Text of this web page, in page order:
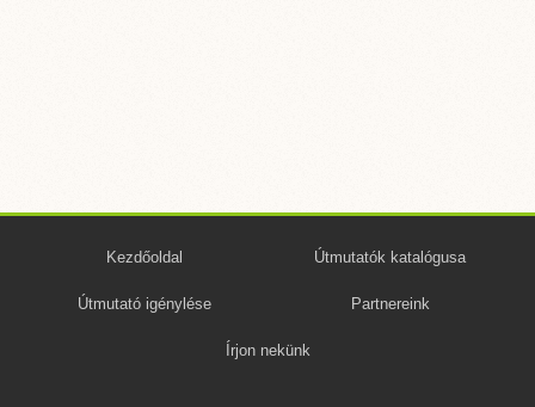
Kezdőoldal Útmutatók katalógusa
Útmutató igénylése Partnereink
Írjon nekünk